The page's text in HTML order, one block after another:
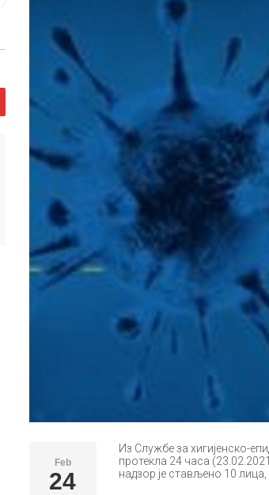
Feb
24
Из Службе за хигијенско-
протекла 24 часа
надзор је стављено 10